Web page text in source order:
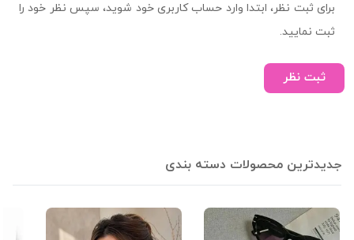
برای ثبت نظر، ابتدا وارد حساب کاربری خود شوید، سپس نظر خود را
ثبت نمایید.
ثبت نظر
جدیدترین محصولات دسته بندی